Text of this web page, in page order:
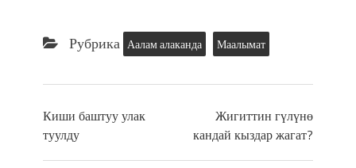
Рубрика Аалам алаканда Маалымат
Киши баштуу улак
туулду
Жигиттин гүлүнө
кандай кыздар жагат?